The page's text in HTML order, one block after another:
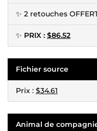
✨ 2 retouches
✨ PRIX : $86.52
Fichier source
Prix : $34.61
Animal de